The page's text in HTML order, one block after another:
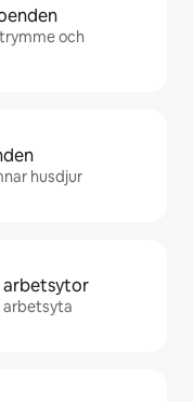
och
husdjur
arbetsytor
arbetsyta